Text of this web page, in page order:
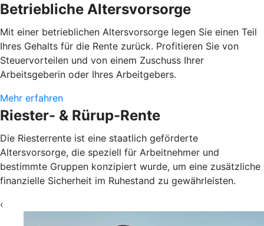
Betriebliche Altersvorsorge
Mit einer betrieblichen Altersvorsorge legen Sie einen Teil
Ihres Gehalts für die Rente zurück. Profitieren Sie von
Steuervorteilen und von einem Zuschuss Ihrer
Arbeitsgeberin oder Ihres Arbeitgebers.
Mehr erfahren
Riester- & Rürup-Rente
Die Riesterrente ist eine staatlich geförderte
Altersvorsorge, die speziell für Arbeitnehmer und
bestimmte Gruppen konzipiert wurde, um eine zusätzliche
finanzielle Sicherheit im Ruhestand zu gewährleisten.
‹